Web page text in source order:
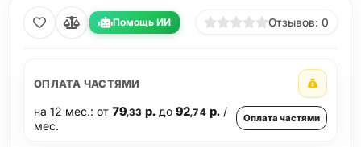
Помощь ИИ Отзывов: 0
ОПЛАТА ЧАСТЯМИ
на 12 мес.: от 79,33 р. до92,74р./
мес.
Оплата частями